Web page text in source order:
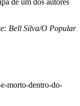
Bell Silva/O Popular
morto-dentro-do-